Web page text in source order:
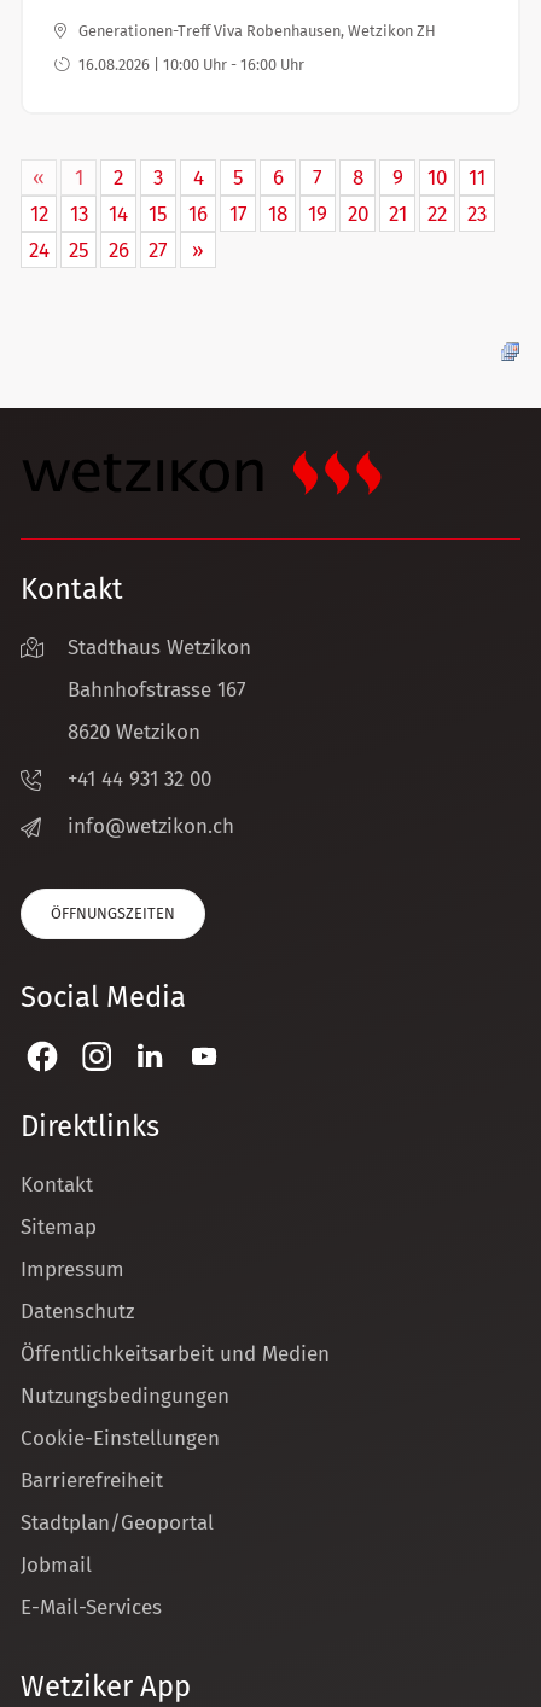
Generationen-Treff Viva Robenhausen, Wetzikon ZH
16.08.2026 | 10:00 Uhr - 16:00 Uhr
« 1 2 3 4 5 6 7 8 9 10
11
12
13 14 15 16 17 18 19 20 21 22
23
24
25 26 27 »
Kontakt
Stadthaus Wetzikon
Bahnhofstrasse 167
8620 Wetzikon
+41 44 931 32 00
nf
w tz k n ch
ÖFFNUNGSZEITEN
Social Media
Direktlinks
Kontakt
Sitemap
Impressum
Datenschutz
Öffentlichkeitsarbeit und Medien
Nutzungsbedingungen
Cookie-Einstellungen
Barrierefreiheit
Stadtplan/Geoportal
Jobmail
E-Mail-Services
Wetziker App